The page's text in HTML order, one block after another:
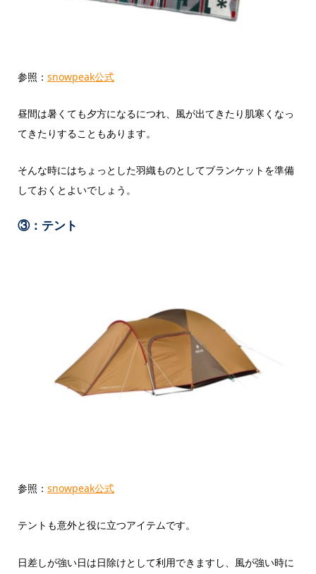
参照： snowpeak公式
昼間は暑くても夕方になるにつれ、風が出てきたり肌寒くなっ
てきたりすることもあります。
そんな時にはちょっとした羽織ものとしてブランケットを準備
しておくとよいでしょう。
③：テント
参照： snowpeak公式
テントも意外と役に立つアイテムです。
日差しが強い日は日除けとして利用できますし、風が強い時に